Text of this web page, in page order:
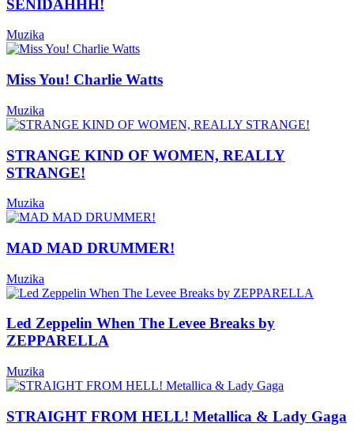
SENIDAHHH!
Muzika
Miss You! Charlie Watts
Muzika
STRANGE KIND OF WOMEN, REALLY
STRANGE!
Muzika
MAD MAD DRUMMER!
Muzika
Led Zeppelin When The Levee Breaks by
ZEPPARELLA
Muzika
STRAIGHT FROM HELL! Metallica & Lady Gaga